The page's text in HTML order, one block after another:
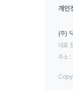
개인
(주)
대표
주소 :